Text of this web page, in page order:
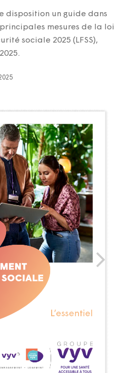
disposition un guide dans
mesures de la loi
sociale 2025 (LFSS),